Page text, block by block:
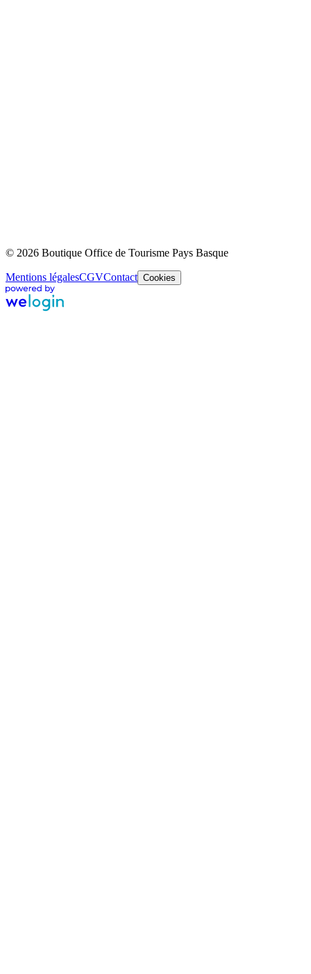
© 2026 Boutique Office de Tourisme Pays Basque
Mentions légalesCGVContact Cookies